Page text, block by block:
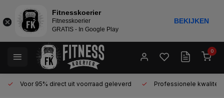
0
Voor 95% direct uit voorraad geleverd Professionele kwaliteit
Fitnesskoerier
Fitnesskoerier
GRATIS - In Google Play
BEKIJKEN